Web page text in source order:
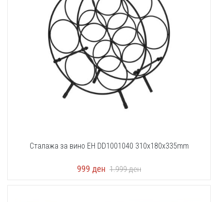
Сталажа за вино EH DD1001040 310x180x335mm
999 ден 1.999ден